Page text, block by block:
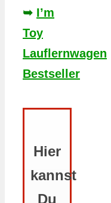
➥ I’m
Toy
Lauflernwagen
Bestseller
Hier
kannst
Du